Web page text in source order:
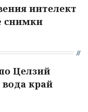
интелект
снимки
Целзий
край